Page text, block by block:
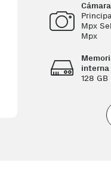
Cámara
Mpx
Mpx
interna
128 GB